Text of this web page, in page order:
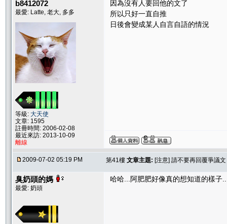
b8412072
最愛: Latte, 老大, 多多
等級: 大天使
文章: 1595
註冊時間: 2006-02-08
最近來訪: 2013-10-09
離線
因為沒有人要回他的文了
所以只好一直自推
日後會變成某人自言自語的情況
2009-07-02 05:19 PM 第41樓 文章主題: [注意] 請不要再回覆爭議
臭奶頭的媽
最愛: 奶頭
哈哈...阿肥肥好像真的想知道的樣子